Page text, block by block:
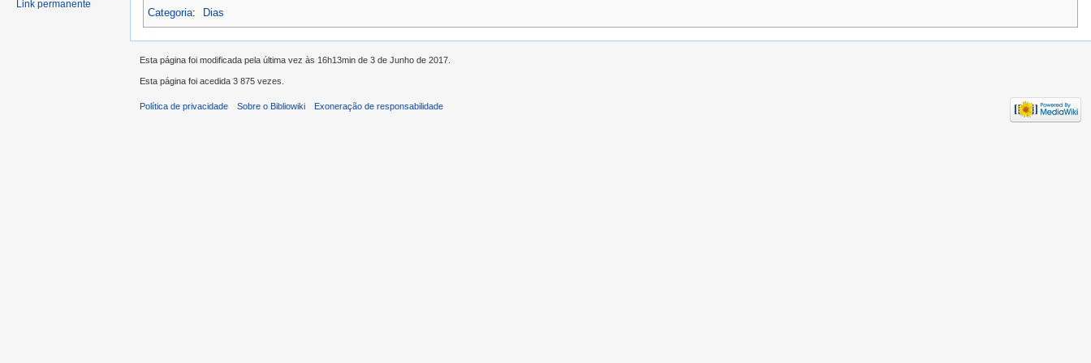
Categoria: Dias
Link permanente
Esta página foi modificada pela última vez às 16h13min de 3 de Junho de 2017.
Esta página foi acedida 3 875 vezes.
Política de privacidade Sobre o Bibliowiki Exoneração de responsabilidade